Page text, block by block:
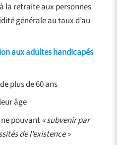
la retraite aux personnes
générale au taux d’au
aux adultes handicapés
plus de 60 ans
âge
pouvant« subvenir par
de l’existence »